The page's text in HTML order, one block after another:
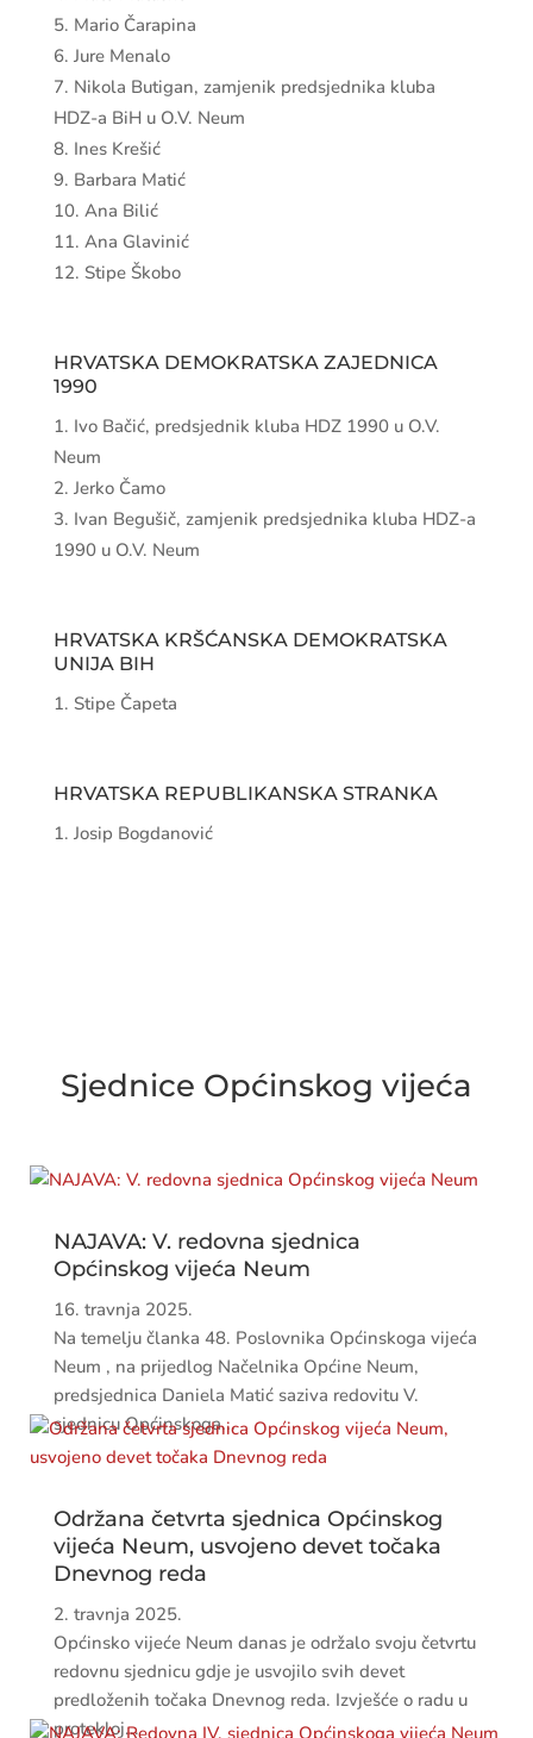
Mario Čarapina
Jure Menalo
Nikola Butigan, zamjenik predsjednika kluba
HDZ-a BiH u O.V. Neum
Ines Krešić
Barbara Matić
Ana Bilić
Ana Glavinić
Stipe Škobo
HRVATSKA DEMOKRATSKA ZAJEDNICA
1990
Ivo Bačić, predsjednik kluba HDZ 1990 u O.V.
Neum
Jerko Čamo
Ivan Begušič, zamjenik predsjednika kluba HDZ-a
1990 u O.V. Neum
HRVATSKA KRŠĆANSKA DEMOKRATSKA
UNIJA BIH
Stipe Čapeta
HRVATSKA REPUBLIKANSKA STRANKA
Josip Bogdanović
Sjednice Općinskog vijeća
NAJAVA: V. redovna sjednica
Općinskog vijeća Neum
16. travnja 2025.
Na temelju članka 48. Poslovnika Općinskoga vijeća
Neum , na prijedlog Načelnika Općine Neum,
predsjednica Daniela Matić saziva redovitu V.
sjednicu Općinskoga...
Održana četvrta sjednica Općinskog
vijeća Neum, usvojeno devet točaka
Dnevnog reda
2. travnja 2025.
Općinsko vijeće Neum danas je održalo svoju četvrtu
redovnu sjednicu gdje je usvojilo svih devet
predloženih točaka Dnevnog reda. Izvješće o radu u
protekloj...